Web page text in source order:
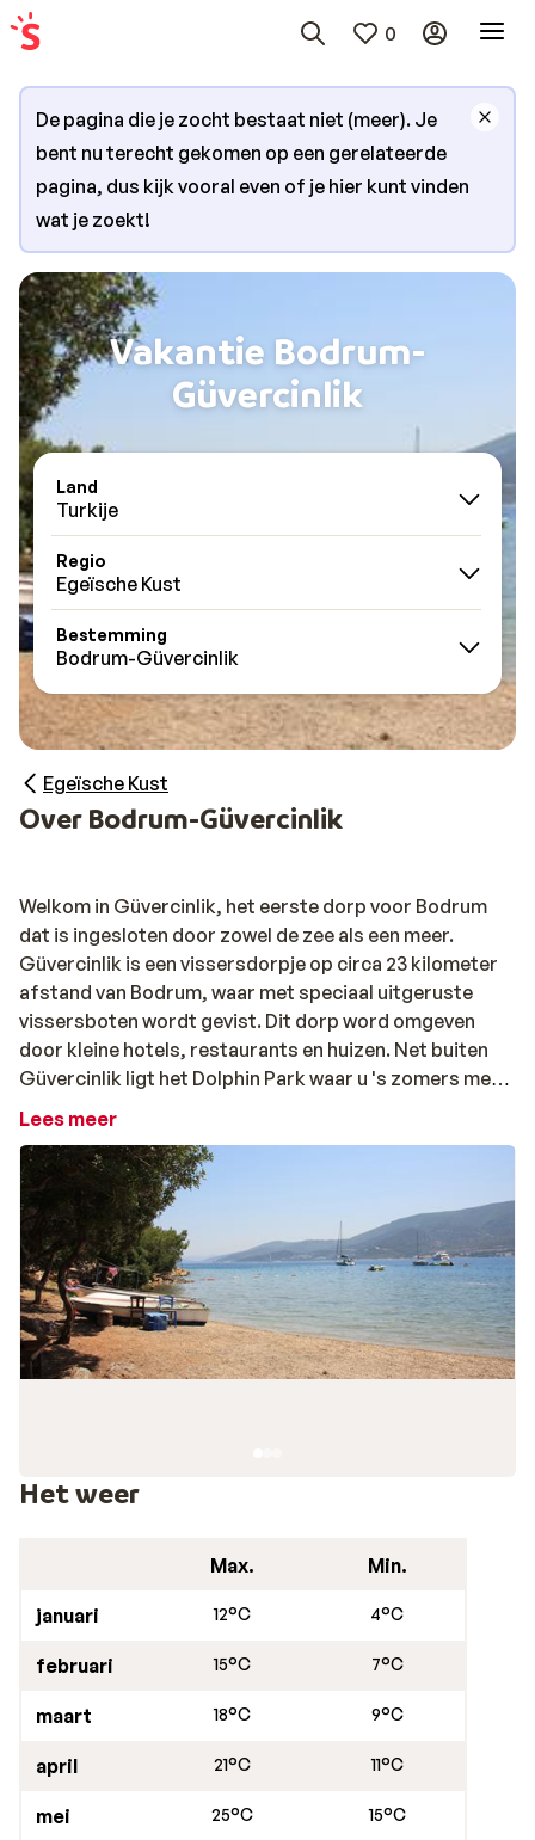
0
De pagina die je zocht bestaat niet (meer). Je
bent nu terecht gekomen op een gerelateerde
pagina, dus kijk vooral even of je hier kunt vinden
wat je zoekt!
Vakantie Bodrum-
Güvercinlik
Land
Turkije
Regio
Egeïsche Kust
Bestemming
Bodrum-Güvercinlik
Egeïsche Kust
Over Bodrum-Güvercinlik
Welkom in Güvercinlik, het eerste dorp voor Bodrum
dat is ingesloten door zowel de zee als een meer.
Güvercinlik is een vissersdorpje op circa 23 kilometer
afstand van Bodrum, waar met speciaal uitgeruste
vissersboten wordt gevist. Dit dorp word omgeven
door kleine hotels, restaurants en huizen. Net buiten
Güvercinlik ligt het Dolphin Park waar u 's zomers met
dolfijnen kunt zwemmen.
Lees meer
Het weer
Max. Min.
januari 12°C 4°C
februari 15°C 7°C
maart 18°C 9°C
april 21°C 11°C
mei 25°C 15°C